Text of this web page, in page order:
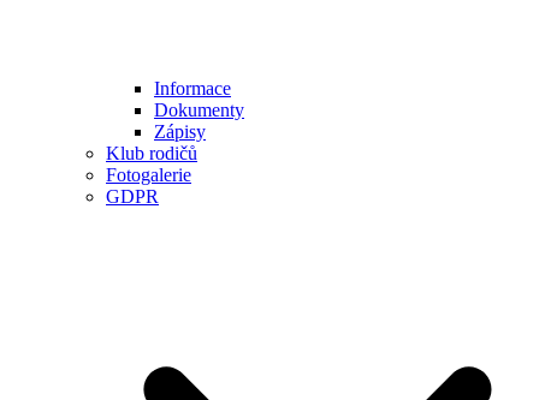
Informace
Dokumenty
Zápisy
Klub rodičů
Fotogalerie
GDPR